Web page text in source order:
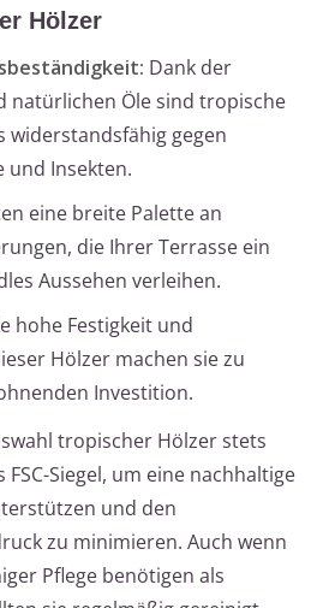
Hölzer
Dank der
natürlichen Öle sind tropische
widerstandsfähig gegen
und Insekten.
eine breite Palette an
die Ihrer Terrasse ein
Aussehen verleihen.
hohe Festigkeit und
Hölzer machen sie zu
Investition.
tropischer Hölzer stets
Siegel, um eine nachhaltige
und den
zu minimieren. Auch wenn
Pflege benötigen als